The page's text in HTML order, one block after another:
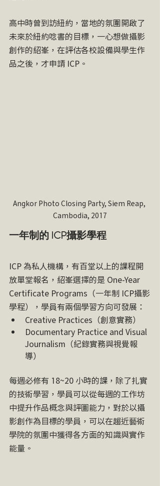
高中時曾到訪紐約，當地的氛圍開啟了
未來於紐約唸書的目標，一心想做攝影
創作的紹峯，在評估各校設備與學生作
品之後，才申請 ICP。
Angkor Photo Closing Party, Siem Reap,
Cambodia, 2017
一年制的 ICP攝影學程
ICP 為私人機構，有百堂以上的課程開
放單堂報名，紹峯選擇的是 One-Year
Certificate Programs（一年制 ICP攝影
學程），學員有兩個學習方向可發展：
Creative Practices（創意實務）
Documentary Practice and Visual
Journalism（紀錄實務與視覺報
導）
每週必修有 18~20 小時的課，除了扎實
的技術學習，學員可以從每週的工作坊
中提升作品概念與評圖能力，對於以攝
影創作為目標的學員，可以在趨近藝術
學院的氛圍中獲得各方面的知識與實作
能量。